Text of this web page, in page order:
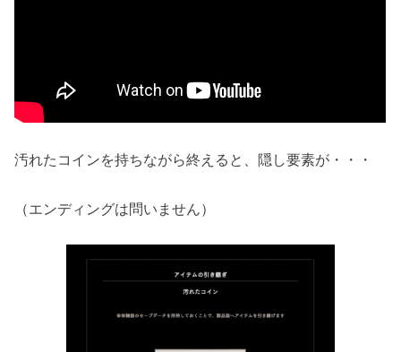
汚れたコインを持ちながら終えると、隠し要素が・・・
（エンディングは問いません）